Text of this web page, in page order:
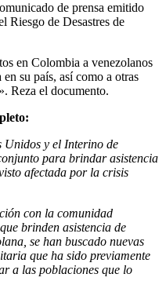
de prensa emitido
Riesgo de Desastres de
en Colombia a venezolanos
su país, así como a otras
Reza el documento.
Unidos y el Interino de
para brindar asistencia
afectada por la crisis
con la comunidad
brinden asistencia de
se han buscado nuevas
que ha sido previamente
a las poblaciones que lo